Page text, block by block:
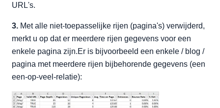
URL's.
3. Met alle niet-toepasselijke rijen (pagina's) verwijderd,
merkt u op dat er meerdere rijen gegevens voor een
enkele pagina zijn.Er is bijvoorbeeld een enkele / blog /
pagina met meerdere rijen bijbehorende gegevens (een
een-op-veel-relatie):